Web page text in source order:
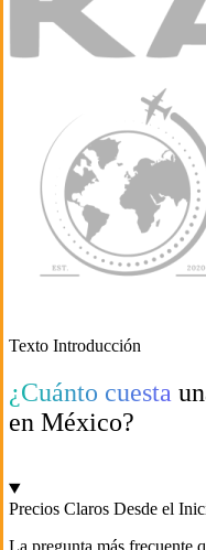
Texto Introducción
¿Cuánto cuesta
en México?
Precios Claros Desde el
La pregunta más frecuente